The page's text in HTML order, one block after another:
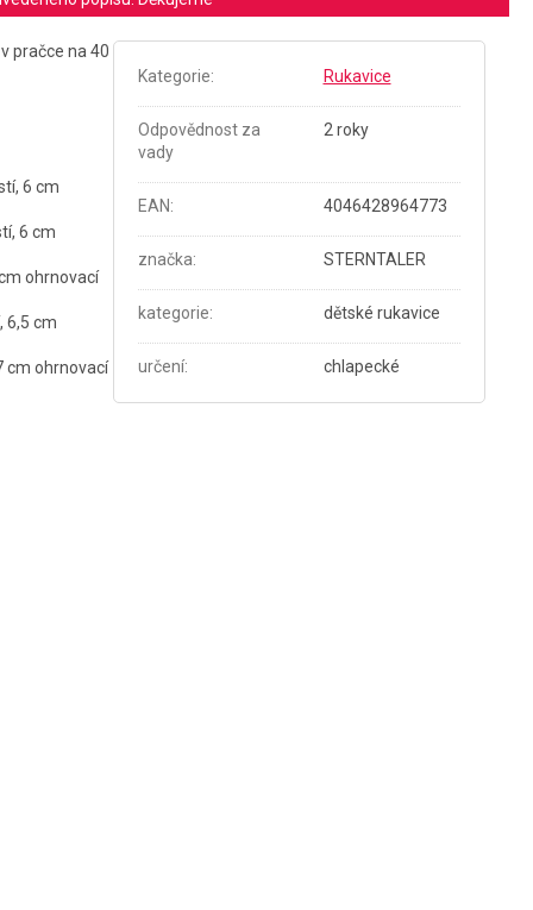
pračce na 40
6 cm
6 cm
ohrnovací
6,5 cm
cm ohrnovací
Kategorie: Rukavice
Odpovědnost za
vady
2 roky
EAN: 4046428964773
značka: STERNTALER
kategorie: dětské rukavice
určení: chlapecké